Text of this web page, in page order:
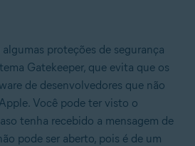
proteções de segurança
Gatekeeper, que evita que os
de desenvolvedores que não
Você pode ter visto o
tenha recebido a mensagem de
pode ser aberto, pois é de um